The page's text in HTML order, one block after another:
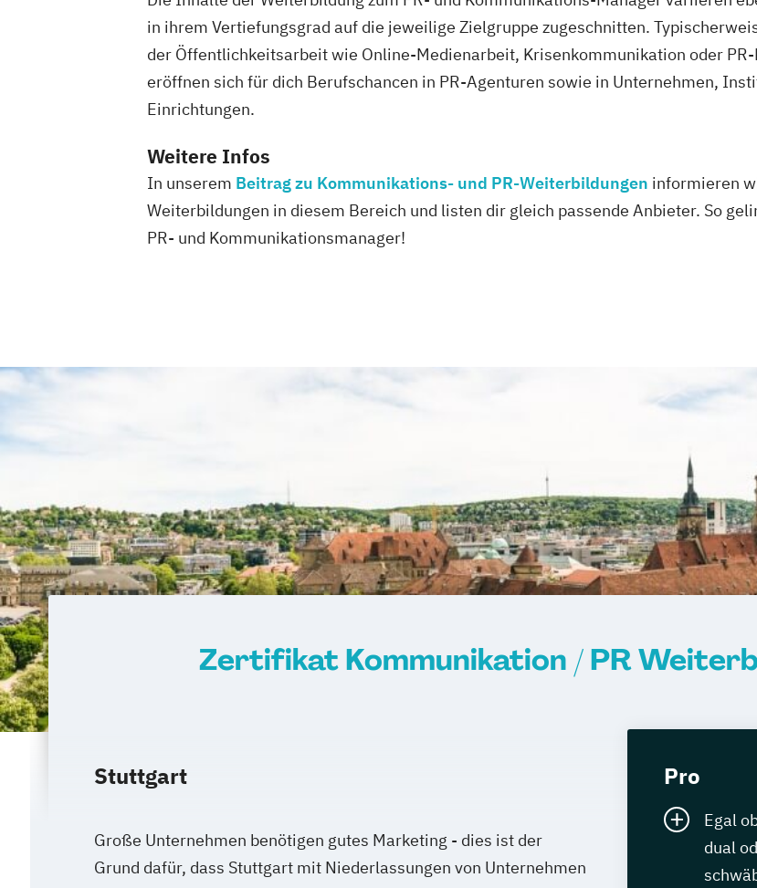
in ihrem Vertiefungsgrad auf die jeweilige Zielgruppe zugeschnitten.
der Öffentlichkeitsarbeit wie Online-Medienarbeit, Krisenkommunikation oder
eröffnen sich für dich Berufschancen in PR-Agenturen sowie in Unternehmen,
Einrichtungen.
Weitere Infos
In unserem Beitrag zu Kommunikations- und PR-Weiterbildungen informieren
Weiterbildungen in diesem Bereich und listen dir gleich passende Anbieter. So
PR- und Kommunikationsmanager!
Zertifikat Kommunikation / PR
Stuttgart
Große Unternehmen benötigen gutes Marketing - dies ist der
Grund dafür, dass Stuttgart mit Niederlassungen von Unternehmen
Pro
Egal
dual